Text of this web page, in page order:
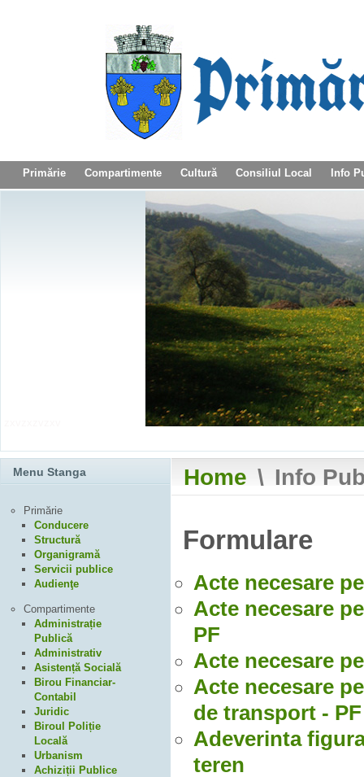
Primărie Compartimente Cultură Consiliul Local Info
Home \ Info
Formulare
Acte necesare
Acte necesare
PF
Acte necesare
Acte necesare
de transport - PF
Adeverinta
teren
Menu Stanga
Primărie
Conducere
Structură
Organigramă
Servicii publice
Audienţe
Compartimente
Administrație
Publică
Administrativ
Asistență Socială
Birou Financiar-
Contabil
Juridic
Biroul Poliție
Locală
Urbanism
Achiziții Publice